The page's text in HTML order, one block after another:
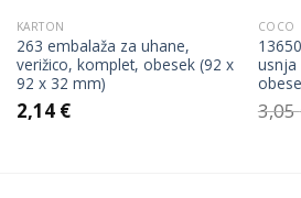
KARTON
263 embalaža za uhane,
verižico, komplet, obesek (92 x
92 x 32 mm)
2,14 €
COCO
usnja
3,05